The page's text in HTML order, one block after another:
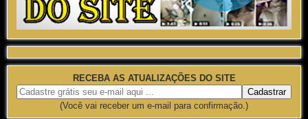
RECEBA AS ATUALIZAÇÕES DO SITE
(Você vai receber um e-mail para confirmação.)